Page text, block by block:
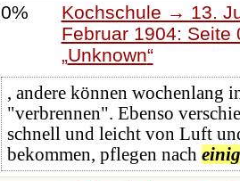
0%
Kochschule → 13.
Februar 1904:
Unknown
, andere können wochenlang
"verbrennen". Ebenso
schnell und leicht von Luft
bekommen, pflegen nach